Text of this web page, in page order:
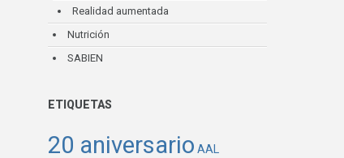
Realidad aumentada
Nutrición
SABIEN
ETIQUETAS
20 aniversario AAL